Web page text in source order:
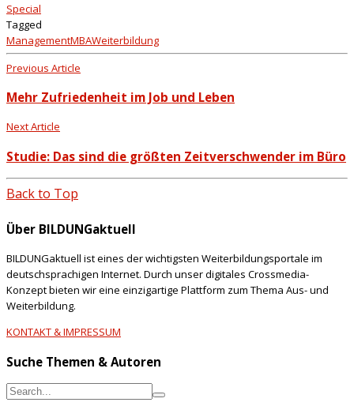
Special
Tagged
ManagementMBAWeiterbildung
Previous Article
Mehr Zufriedenheit im Job und Leben
Next Article
Studie: Das sind die größten Zeitverschwender im Büro
Back to Top
Über BILDUNGaktuell
BILDUNGaktuell ist eines der wichtigsten Weiterbildungsportale im
deutschsprachigen Internet. Durch unser digitales Crossmedia-
Konzept bieten wir eine einzigartige Plattform zum Thema Aus- und
Weiterbildung.
KONTAKT & IMPRESSUM
Suche Themen & Autoren